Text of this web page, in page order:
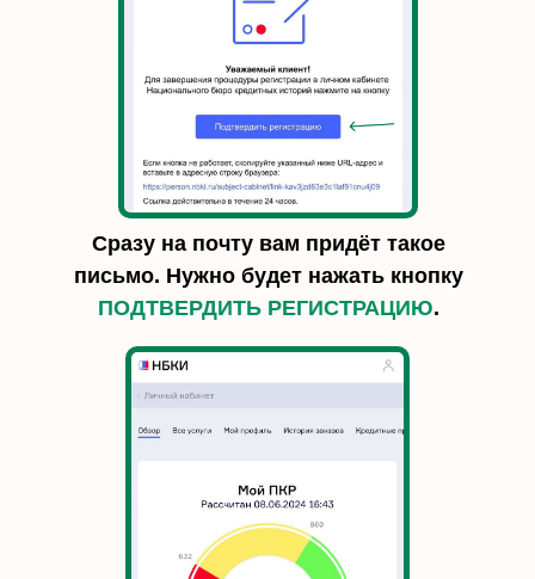
Сразу на почту вам придёт такое
письмо. Нужно будет нажать кнопку
ПОДТВЕРДИТЬ РЕГИСТРАЦИЮ.